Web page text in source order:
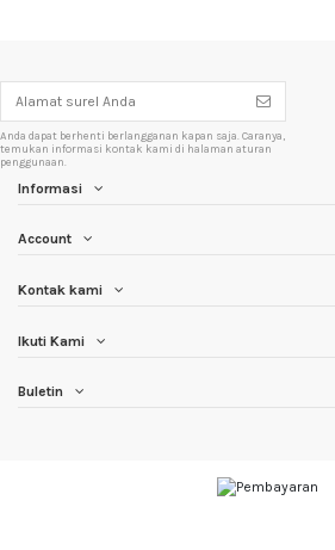
Anda dapat berhenti berlangganan kapan saja. Caranya,
temukan informasi kontak kami di halaman aturan
penggunaan.
Informasi
Account
Kontak kami
Ikuti Kami
Buletin